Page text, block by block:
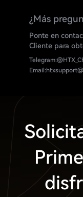
¿Más
Ponte en
Cliente para
Telegram:
Email: